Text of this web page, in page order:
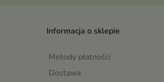
Informacja o sklepie
Metody płatności
Dostawa